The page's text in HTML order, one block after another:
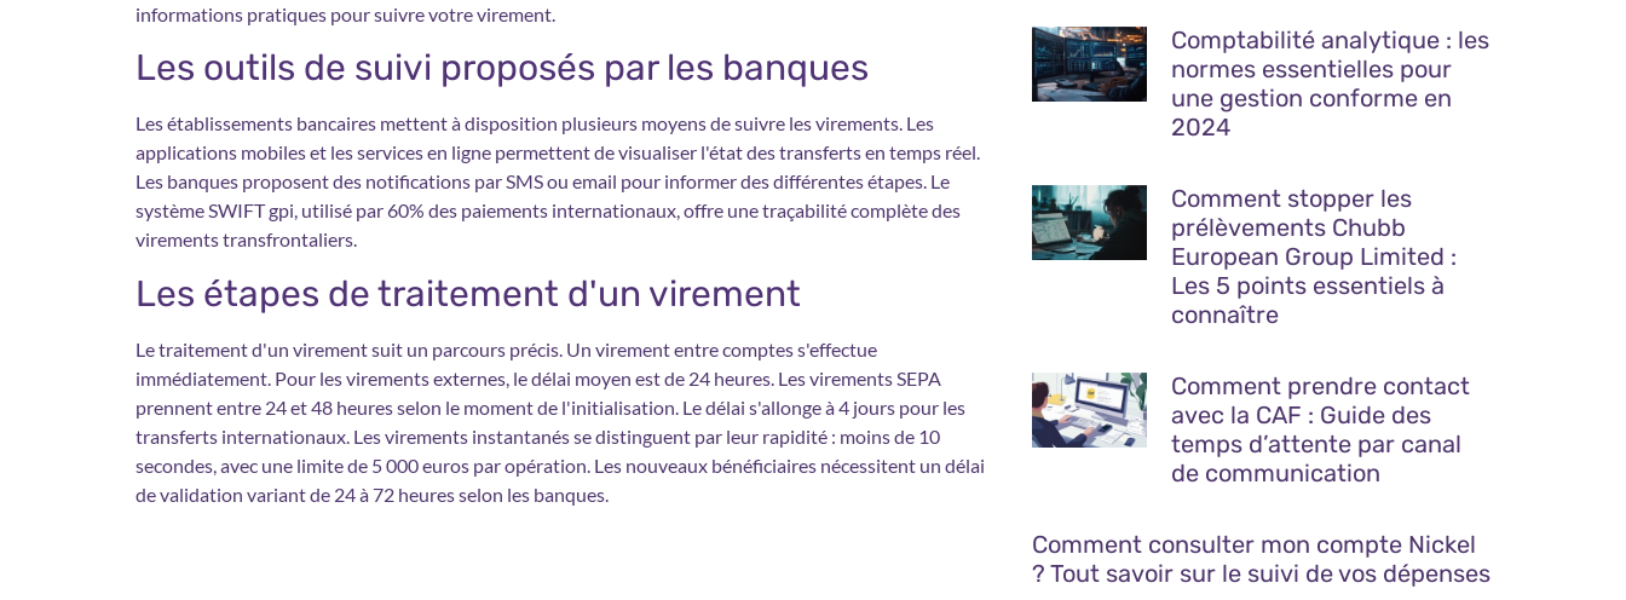
informations pratiques pour suivre votre virement.
Les outils de suivi proposés par les banques
Les établissements bancaires mettent à disposition plusieurs moyens de suivre les virements. Les
applications mobiles et les services en ligne permettent de visualiser l'état des transferts en temps réel.
Les banques proposent des notifications par SMS ou email pour informer des différentes étapes. Le
système SWIFT gpi, utilisé par 60% des paiements internationaux, offre une traçabilité complète des
virements transfrontaliers.
Les étapes de traitement d'un virement
Le traitement d'un virement suit un parcours précis. Un virement entre comptes s'effectue
immédiatement. Pour les virements externes, le délai moyen est de 24 heures. Les virements SEPA
prennent entre 24 et 48 heures selon le moment de l'initialisation. Le délai s'allonge à 4 jours pour les
transferts internationaux. Les virements instantanés se distinguent par leur rapidité : moins de 10
secondes, avec une limite de 5 000 euros par opération. Les nouveaux bénéficiaires nécessitent un délai
de validation variant de 24 à 72 heures selon les banques.
Comptabilité analytique : les
normes essentielles pour
une gestion conforme en
2024
Comment stopper les
prélèvements Chubb
European Group Limited :
Les 5 points essentiels à
connaître
Comment prendre contact
avec la CAF : Guide des
temps d’attente par canal
de communication
Comment consulter mon compte Nickel
? Tout savoir sur le suivi de vos dépenses